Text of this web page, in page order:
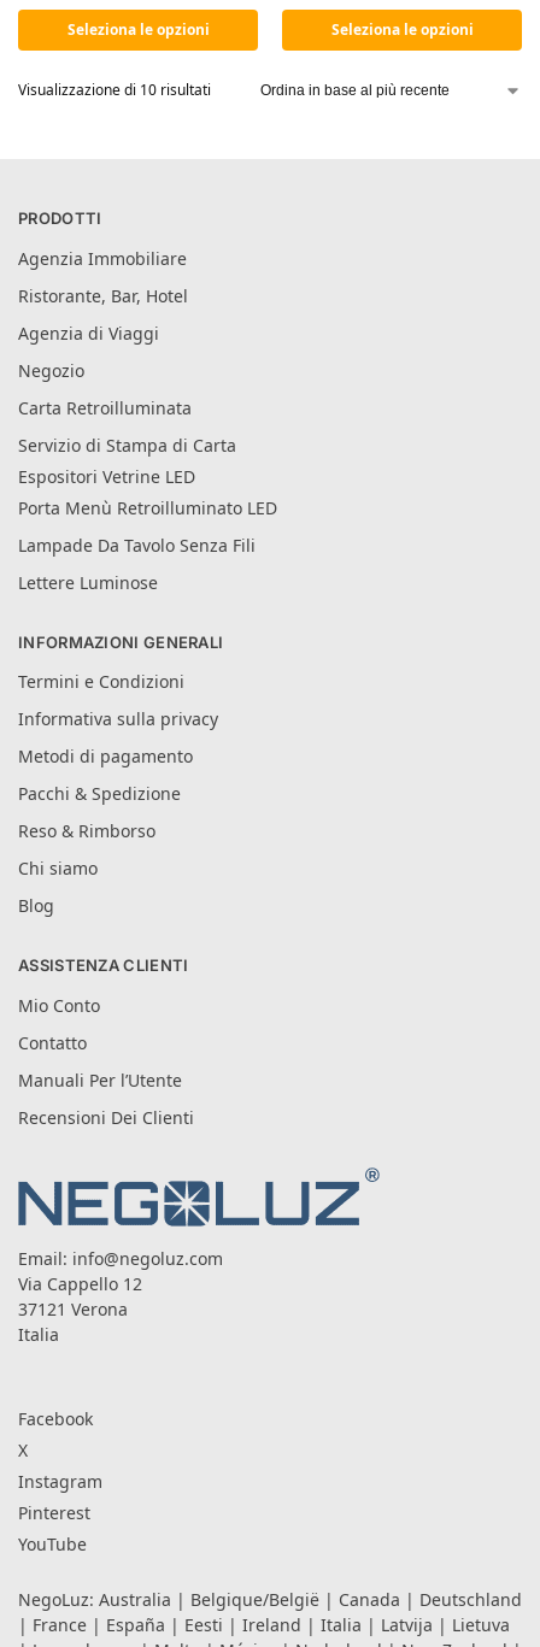
Seleziona le opzioni Seleziona le opzioni
Visualizzazione di 10 risultati
PRODOTTI
Agenzia Immobiliare
Ristorante, Bar, Hotel
Agenzia di Viaggi
Negozio
Carta Retroilluminata
Servizio di Stampa di Carta
Espositori Vetrine LED
Porta Menù Retroilluminato LED
Lampade Da Tavolo Senza Fili
Lettere Luminose
INFORMAZIONI GENERALI
Termini e Condizioni
Informativa sulla privacy
Metodi di pagamento
Pacchi & Spedizione
Reso & Rimborso
Chi siamo
Blog
ASSISTENZA CLIENTI
Mio Conto
Contatto
Manuali Per l’Utente
Recensioni Dei Clienti
Email: info@negoluz.com
Via Cappello 12
37121 Verona
Italia
Facebook
X
Instagram
Pinterest
YouTube
NegoLuz: Australia | Belgique/België | Canada | Deutschland
| France | España | Eesti | Ireland | Italia | Latvija | Lietuva